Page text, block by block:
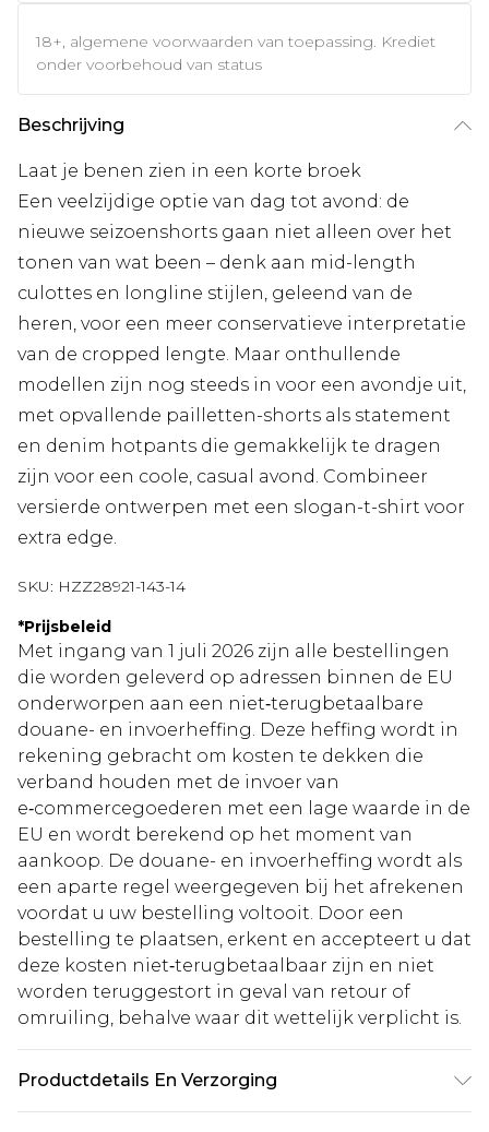
18+, algemene voorwaarden van toepassing. Krediet
onder voorbehoud van status
Beschrijving
Laat je benen zien in een korte broek
Een veelzijdige optie van dag tot avond: de
nieuwe seizoenshorts gaan niet alleen over het
tonen van wat been – denk aan mid-length
culottes en longline stijlen, geleend van de
heren, voor een meer conservatieve interpretatie
van de cropped lengte. Maar onthullende
modellen zijn nog steeds in voor een avondje uit,
met opvallende pailletten-shorts als statement
en denim hotpants die gemakkelijk te dragen
zijn voor een coole, casual avond. Combineer
versierde ontwerpen met een slogan-t-shirt voor
extra edge.
SKU: HZZ28921-143-14
*Prijsbeleid
Met ingang van 1 juli 2026 zijn alle bestellingen
die worden geleverd op adressen binnen de EU
onderworpen aan een niet‑terugbetaalbare
douane- en invoerheffing. Deze heffing wordt in
rekening gebracht om kosten te dekken die
verband houden met de invoer van
e‑commercegoederen met een lage waarde in de
EU en wordt berekend op het moment van
aankoop. De douane- en invoerheffing wordt als
een aparte regel weergegeven bij het afrekenen
voordat u uw bestelling voltooit. Door een
bestelling te plaatsen, erkent en accepteert u dat
deze kosten niet‑terugbetaalbaar zijn en niet
worden teruggestort in geval van retour of
omruiling, behalve waar dit wettelijk verplicht is.
Productdetails En Verzorging